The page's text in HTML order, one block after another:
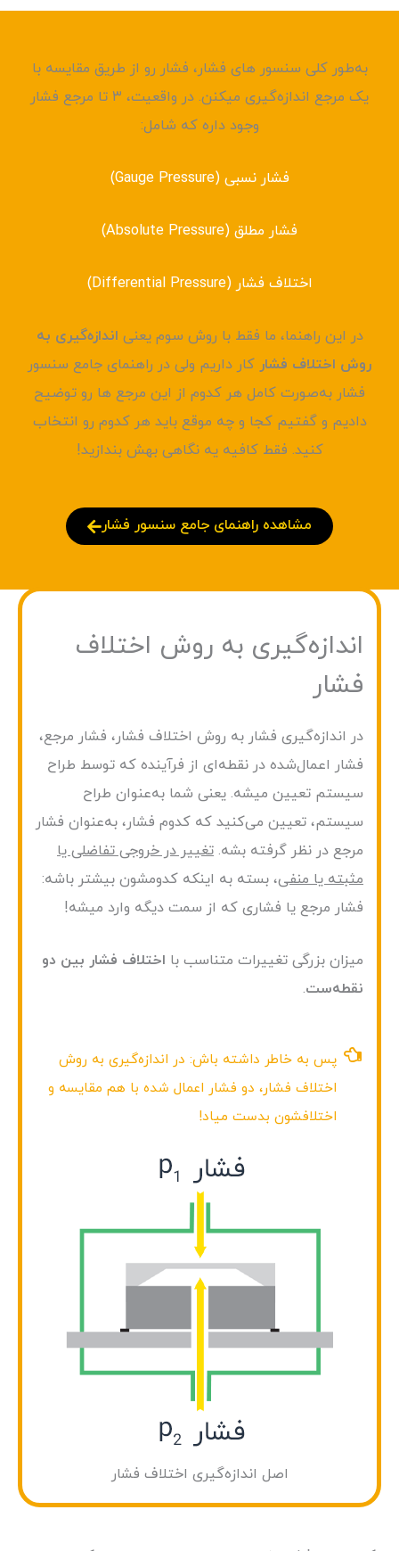
به‌طور کلی سنسور های فشار، فشار رو از طریق مقایسه با
یک مرجع اندازه‌گیری میکنن. در واقعیت، ۳ تا مرجع فشار
وجود داره که شامل:
فشار نسبی (Gauge Pressure)
فشار مطلق (Absolute Pressure)
اختلاف فشار (Differential Pressure)
در این راهنما، ما فقط با روش سوم یعنی اندازه‌گیری به
روش اختلاف فشار کار داریم ولی در راهنمای جامع سنسور
فشار به‌صورت کامل هر کدوم از این مرجع ها رو توضیح
دادیم و گفتیم کجا و چه موقع باید هر کدوم رو انتخاب
کنید. فقط کافیه یه نگاهی بهش بندازید!
مشاهده راهنمای جامع سنسور فشار
اندازه‌گیری به روش اختلاف
فشار
در اندازه‌گیری فشار به روش اختلاف فشار، فشار مرجع،
فشار اعمال‌شده در نقطه‌ای از فرآینده که توسط طراح
سیستم تعیین میشه. یعنی شما به‌عنوان طراح
سیستم، تعیین می‌کنید که کدوم فشار، به‌عنوان فشار
مرجع در نظر گرفته بشه. تغییر در خروجی تفاضلی یا
مثبته یا منفی، بسته به اینکه کدومشون بیشتر باشه:
فشار مرجع یا فشاری که از سمت دیگه وارد میشه!
میزان بزرگی تغییرات متناسب با اختلاف فشار بین دو
نقطه‌ست.
پس به خاطر داشته باش: در اندازه‌گیری به روش
اختلاف فشار، دو فشار اعمال شده با هم مقایسه و
اختلافشون بدست میاد!
اصل اندازه‌گیری اختلاف فشار